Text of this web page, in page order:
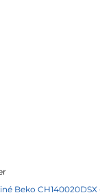
Beko CH140020DSX